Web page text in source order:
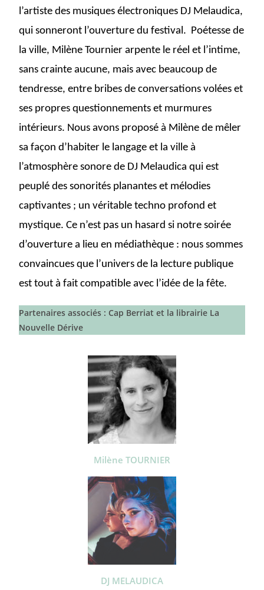
l’artiste des musiques électroniques DJ Melaudica,
qui sonneront l’ouverture du festival. Poétesse de
la ville, Milène Tournier arpente le réel et l’intime,
sans crainte aucune, mais avec beaucoup de
tendresse, entre bribes de conversations volées et
ses propres questionnements et murmures
intérieurs. Nous avons proposé à Milène de mêler
sa façon d’habiter le langage et la ville à
l’atmosphère sonore de DJ Melaudica qui est
peuplé des sonorités planantes et mélodies
captivantes ; un véritable techno profond et
mystique. Ce n’est pas un hasard si notre soirée
d’ouverture a lieu en médiathèque : nous sommes
convaincues que l’univers de la lecture publique
est tout à fait compatible avec l’idée de la fête.
Partenaires associés : Cap Berriat et la librairie La
Nouvelle Dérive
Milène TOURNIER
DJ MELAUDICA